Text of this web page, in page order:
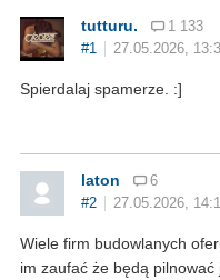
tutturu.
1 133
#1
27.05.2026,
Spierdalaj spamerze. :]
laton
6
#2
27.05.2026,
Wiele firm budowlanych
im zaufać że będą